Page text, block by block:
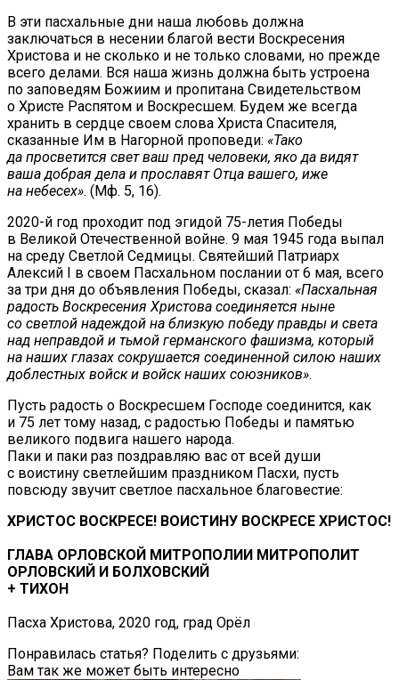
В эти пасхальные дни наша любовь должна
заключаться в несении благой вести Воскресения
Христова и не сколько и не только словами, но прежде
всего делами. Вся наша жизнь должна быть устроена
по заповедям Божиим и пропитана Свидетельством
о Христе Распятом и Воскресшем. Будем же всегда
хранить в сердце своем слова Христа Спасителя,
сказанные Им в Нагорной проповеди: «Тако
да просветится свет ваш пред человеки, яко да видят
ваша добрая дела и прославят Отца вашего, иже
на небесех». (Мф. 5, 16).
2020-й год проходит под эгидой 75-летия Победы
в Великой Отечественной войне. 9 мая 1945 года выпал
на среду Светлой Седмицы. Святейший Патриарх
Алексий I в своем Пасхальном послании от 6 мая, всего
за три дня до объявления Победы, сказал: «Пасхальная
радость Воскресения Христова соединяется ныне
со светлой надеждой на близкую победу правды и света
над неправдой и тьмой германского фашизма, который
на наших глазах сокрушается соединенной силою наших
доблестных войск и войск наших союзников».
Пусть радость о Воскресшем Господе соединится, как
и 75 лет тому назад, с радостью Победы и памятью
великого подвига нашего народа.
Паки и паки раз поздравляю вас от всей души
с воистину светлейшим праздником Пасхи, пусть
повсюду звучит светлое пасхальное благовестие:
ХРИСТОС ВОСКРЕСЕ! ВОИСТИНУ ВОСКРЕСЕ ХРИСТОС!
ГЛАВА ОРЛОВСКОЙ МИТРОПОЛИИ МИТРОПОЛИТ
ОРЛОВСКИЙ И БОЛХОВСКИЙ
+ ТИХОН
Пасха Христова, 2020 год, град Орёл
Понравилась статья? Поделить с друзьями:
Вам так же может быть интересно